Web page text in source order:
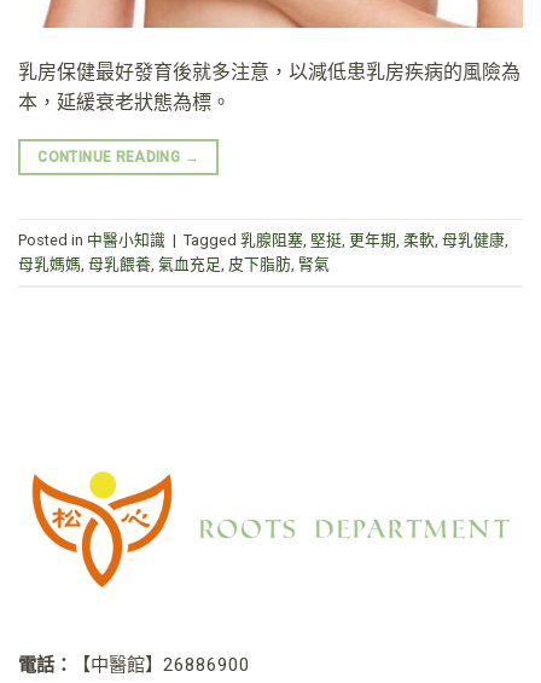
乳房保健最好發育後就多注意，以減低患乳房疾病的風險為
本，延緩衰老狀態為標。
CONTINUE READING →
Posted in 中醫小知識 | Tagged 乳腺阻塞 堅挺 更年期 柔軟 母乳健康
母乳媽媽 母乳餵養 氣血充足 皮下脂肪 腎氣
電話： 【中醫館】 26886900